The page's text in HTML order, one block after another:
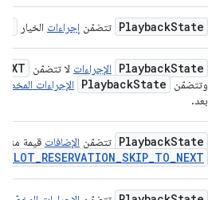
PlaybackState تتضمّن إجراءات الخيار
PlaybackState الإجراءات لا تتضمّن
وتتضمّن PlaybackState
الإجراءات
بعد.
PlaybackState تتضمّن الإضافات قيمة